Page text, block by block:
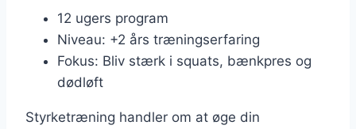
12 ugers program
Niveau: +2 års træningserfaring
Fokus: Bliv stærk i squats, bænkpres og
dødløft
Styrketræning handler om at øge din